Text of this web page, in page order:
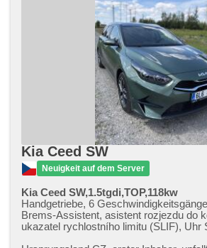
Kia Ceed SW
Neuigkeit auf dem Server
Kia Ceed SW,1.5tgdi,TOP,118kw
Handgetriebe, 6
Brems-Assistent, asistent rozjezdu do
ukazatel rychlostního limitu (SLIF), Uhr